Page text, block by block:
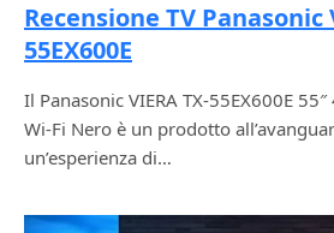
Recensione TV Panasonic
55EX600E
Il Panasonic VIERA TX-55EX600E
Wi-Fi Nero è un prodotto
un’esperienza di…